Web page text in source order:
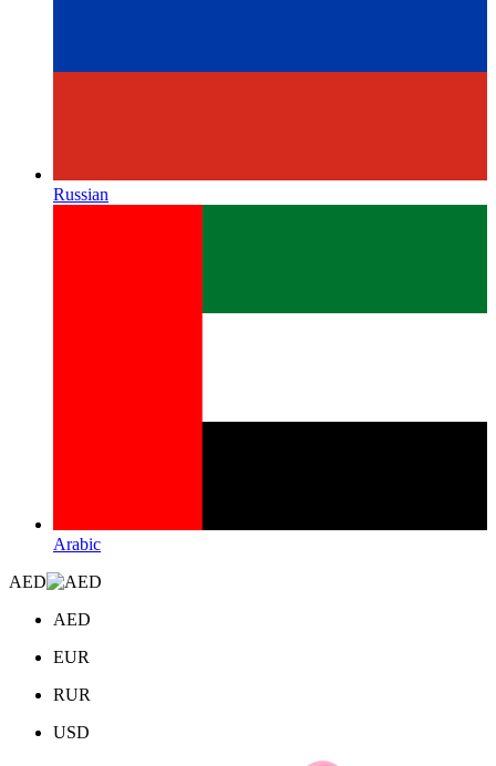
Russian
Arabic
AED
AED
EUR
RUR
USD